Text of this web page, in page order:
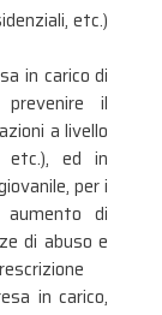
etc.)
in carico di
il
a livello
etc.), ed in
per i
di
di abuso e
in carico,